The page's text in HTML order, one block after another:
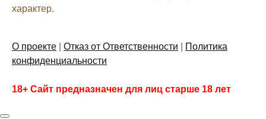
характер.
О проекте Отказ от Ответственности
Политика
конфиденциальности
18+ Сайт предназначен для лиц старше 18 лет